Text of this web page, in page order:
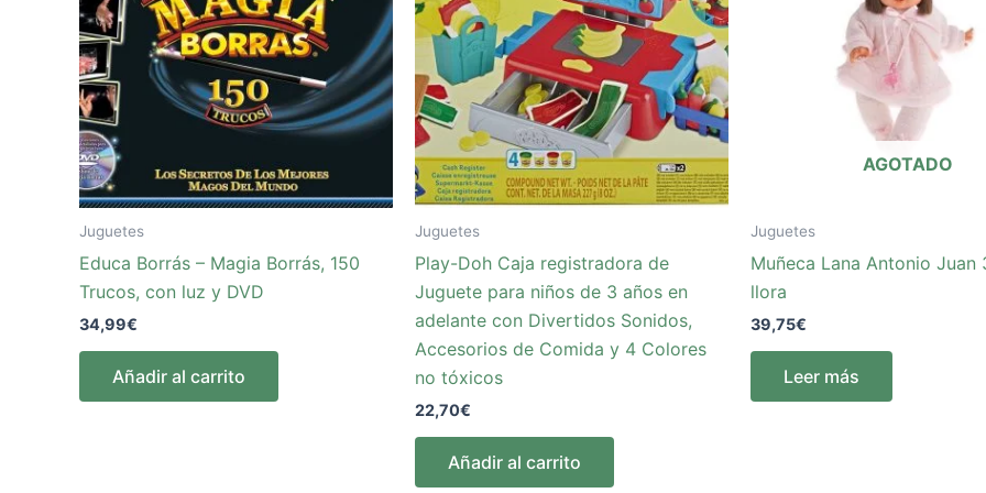
Juguetes
Educa Borrás – Magia Borrás, 150
Trucos, con luz y DVD
34,99€
Añadir al carrito
Juguetes
Play-Doh Caja registradora de
Juguete para niños de 3 años en
adelante con Divertidos Sonidos,
Accesorios de Comida y 4 Colores
no tóxicos
22,70€
Añadir al carrito
AGOTADO
Juguetes
Muñeca Lana Antonio Juan
llora
39,75€
Leer más